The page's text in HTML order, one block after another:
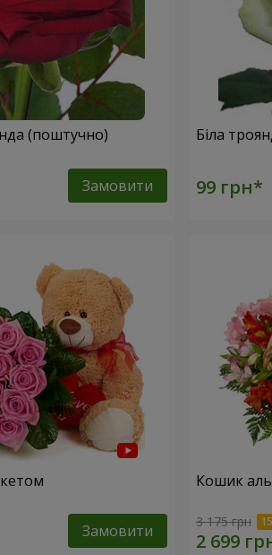
(поштучно)
Замовити
Біла
Замовити
Кошик
3 175 грн